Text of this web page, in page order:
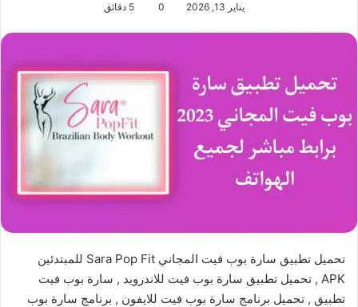
يناير 13, 2026 0 5 دقائق
تحميل تطبيق سارة بوب فيت المجاني Sara Pop Fit للمبتدئين
APK , تحميل تطبيق سارة بوب فيت للاندرويد , سارة بوب فيت
تطبيق , تحميل برنامج سارة بوب فيت للايفون , برنامج سارة بوب